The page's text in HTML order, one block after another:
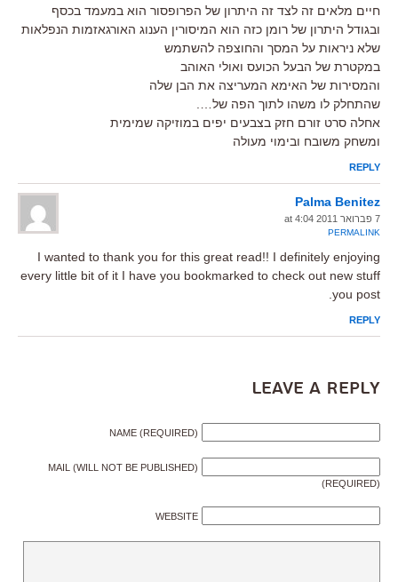
חיים מלאים זה לצד זה היתרון של הפרופסור הוא במעמד בכסף
ובגודל היתרון של רומן כזה הוא המיסורין הענוג האורגאזמות הנפלאות
שלא ניראות על המסך והחוצפה להשתמש
במקטרת של הבעל הכועס ואולי האוהב
והמסירות של האימא המעריצה את הבן שלה
שהתחלק לו משהו לתוך הפה של….
אחלה סרט זורם חזק בצבעים יפים במוזיקה שמימית
ומשחק משובח ובימוי מעולה
REPLY
Palma Benitez
7 פברואר 2011 at 4:04
PERMALINK
I wanted to thank you for this great read!! I definitely enjoying
every little bit of it I have you bookmarked to check out new stuff
you post.
REPLY
Leave a Reply
NAME (REQUIRED)
MAIL (WILL NOT BE PUBLISHED)
(REQUIRED)
WEBSITE